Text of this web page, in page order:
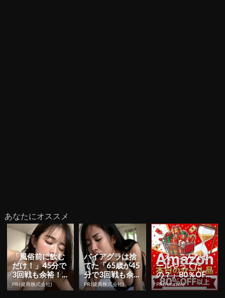
あなたにオススメ
「風俗前に飲む
だけ！」45分で
3回戦も余裕！1
日31円で朝まで
絶好調
PR(健商株式会社)
バイアグラは捨
てた「65歳が45
分で3回戦も余
裕」980円で朝
まで絶好調！
PR(健商株式会社)
「え、こんなセ
ールやってた
の？」80％OFF
以上が続々登
場！Amazonの本
PR(Amazon)